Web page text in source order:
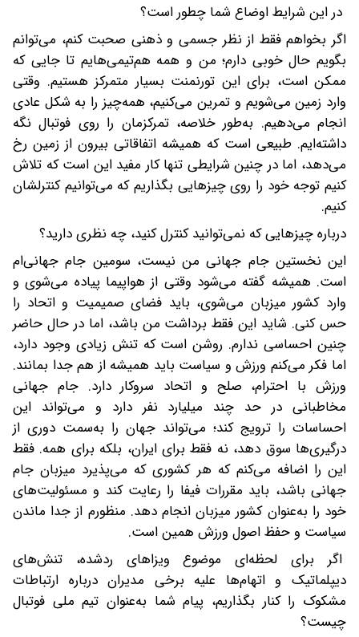
در این شرایط اوضاع شما چطور است؟
اگر بخواهم فقط از نظر جسمی و ذهنی صحبت کنم، می‌توانم
بگویم حال خوبی دارم؛ من و همه هم‌تیمی‌هایم تا جایی که
ممکن است، برای این تورنمنت بسیار متمرکز هستیم. وقتی
وارد زمین می‌شویم و تمرین می‌کنیم، همه‌چیز را به شکل عادی
انجام می‌دهیم. به‌طور خلاصه، تمرکزمان را روی فوتبال نگه
داشته‌ایم. طبیعی است که همیشه اتفاقاتی بیرون از زمین رخ
می‌دهد، اما در چنین شرایطی تنها کار مفید این است که تلاش
کنیم توجه خود را روی چیزهایی بگذاریم که می‌توانیم کنترلشان
کنیم.
درباره چیزهایی که نمی‌توانید کنترل کنید، چه نظری دارید؟
این نخستین جام جهانی من نیست، سومین جام جهانی‌ام
است. همیشه گفته می‌شود وقتی از هواپیما پیاده می‌شوی و
وارد کشور میزبان می‌شوی، باید فضای صمیمیت و اتحاد را
حس کنی. شاید این فقط برداشت من باشد، اما در حال حاضر
چنین احساسی ندارم. روشن است که تنش زیادی وجود دارد،
اما فکر می‌کنم ورزش و سیاست باید همیشه از هم جدا بمانند.
ورزش با احترام، صلح و اتحاد سروکار دارد. جام جهانی
مخاطبانی در حد چند میلیارد نفر دارد و می‌تواند این
احساسات را ترویج کند؛ می‌تواند جهان را به‌سمت دوری از
درگیری‌ها سوق دهد، نه فقط برای ایران، بلکه برای همه. فقط
این را اضافه می‌کنم که هر کشوری که می‌پذیرد میزبان جام
جهانی باشد، باید مقررات فیفا را رعایت کند و مسئولیت‌های
خود را به‌عنوان کشور میزبان انجام دهد. منظورم از جدا ماندن
سیاست و حفظ اصول ورزش همین است.
اگر برای لحظه‌ای موضوع ویزاهای ردشده، تنش‌های
دیپلماتیک و اتهام‌ها علیه برخی مدیران درباره ارتباطات
مشکوک را کنار بگذاریم، پیام شما به‌عنوان تیم ملی فوتبال
چیست؟